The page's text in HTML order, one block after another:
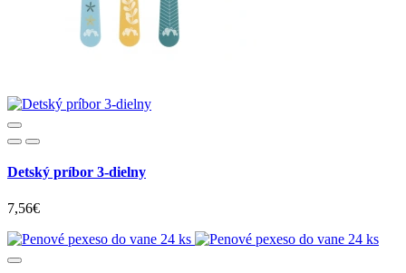
Detský príbor 3-dielny
7,56€